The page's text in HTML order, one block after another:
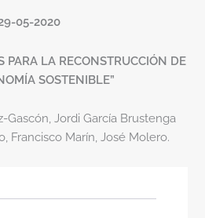
05-2020
PARA LA RECONSTRUCCIÓN DE
SOSTENIBLE”
Gascón, Jordi García Brustenga
Francisco Marín, José Molero.